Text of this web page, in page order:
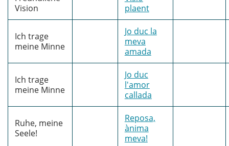
Vision
plaent
Ich trage
meine Minne
Jo duc la
meva
amada
Ich trage
meine Minne
Jo duc
l'amor
callada
Ruhe, meine
Seele!
Reposa,
ànima
meva!